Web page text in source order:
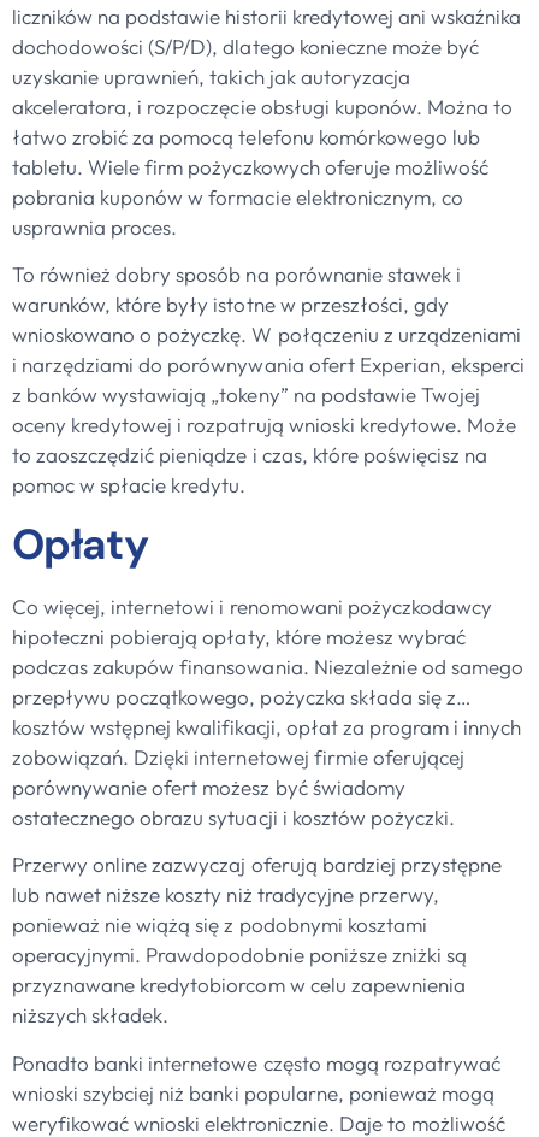
liczników na podstawie historii kredytowej ani wskaźnika
dochodowości (S/P/D), dlatego konieczne może być
uzyskanie uprawnień, takich jak autoryzacja
akceleratora, i rozpoczęcie obsługi kuponów. Można to
łatwo zrobić za pomocą telefonu komórkowego lub
tabletu. Wiele firm pożyczkowych oferuje możliwość
pobrania kuponów w formacie elektronicznym, co
usprawnia proces.
To również dobry sposób na porównanie stawek i
warunków, które były istotne w przeszłości, gdy
wnioskowano o pożyczkę. W połączeniu z urządzeniami
i narzędziami do porównywania ofert Experian, eksperci
z banków wystawiają „tokeny” na podstawie Twojej
oceny kredytowej i rozpatrują wnioski kredytowe. Może
to zaoszczędzić pieniądze i czas, które poświęcisz na
pomoc w spłacie kredytu.
Opłaty
Co więcej, internetowi i renomowani pożyczkodawcy
hipoteczni pobierają opłaty, które możesz wybrać
podczas zakupów finansowania. Niezależnie od samego
przepływu początkowego, pożyczka składa się z…
kosztów wstępnej kwalifikacji, opłat za program i innych
zobowiązań. Dzięki internetowej firmie oferującej
porównywanie ofert możesz być świadomy
ostatecznego obrazu sytuacji i kosztów pożyczki.
Przerwy online zazwyczaj oferują bardziej przystępne
lub nawet niższe koszty niż tradycyjne przerwy,
ponieważ nie wiążą się z podobnymi kosztami
operacyjnymi. Prawdopodobnie poniższe zniżki są
przyznawane kredytobiorcom w celu zapewnienia
niższych składek.
Ponadto banki internetowe często mogą rozpatrywać
wnioski szybciej niż banki popularne, ponieważ mogą
weryfikować wnioski elektronicznie. Daje to możliwość